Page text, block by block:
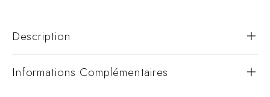
Description
Informations Complémentaires